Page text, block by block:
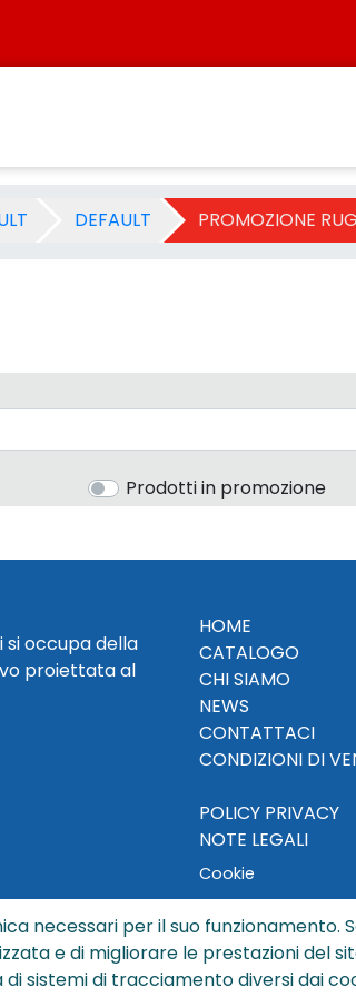
- Categoria -
DEFAULT PROMOZIONE
Prodotti in promozione
si occupa della
proiettata al
HOME
CATALOGO
CHI SIAMO
NEWS
CONTATTACI
CONDIZIONI DI
POLICY PRIVACY
NOTE LEGALI
Cookie
© Copyright 2024 by Sisters S.r.l.
Sisters S.r.l. - R.I. BO - N. REA 429992 -
necessari per il suo funzionamento.
e di migliorare le prestazioni del
di sistemi di tracciamento diversi dai